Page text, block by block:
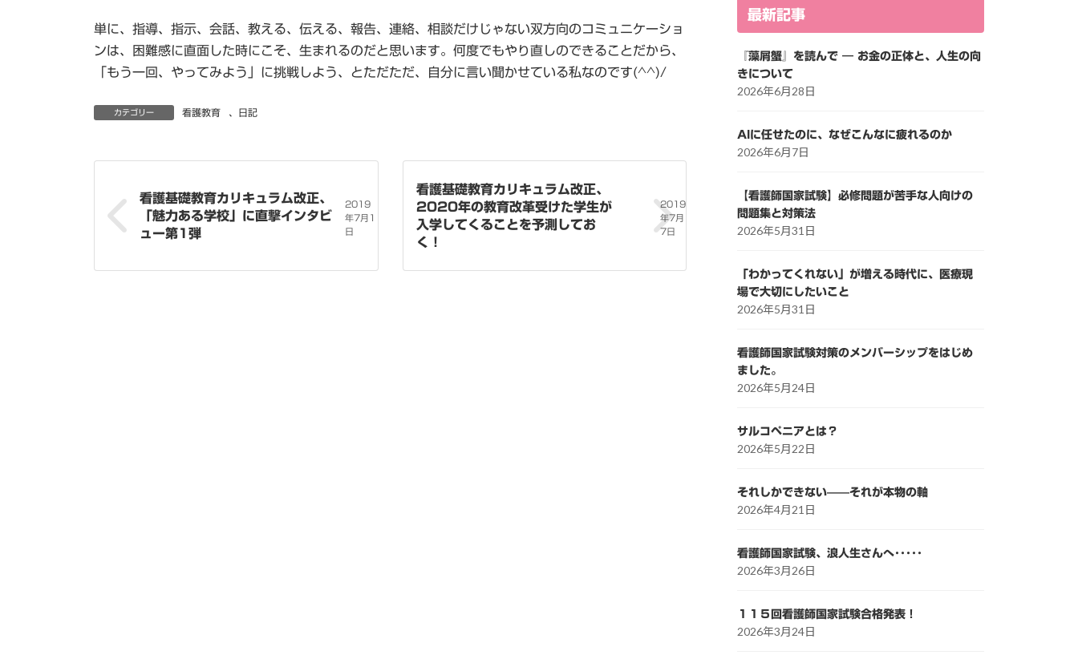
単に、指導、指示、会話、教える、伝える、報告、連絡、相談だけじゃない双方向のコミュニケーショ
ンは、困難感に直面した時にこそ、生まれるのだと思います。何度でもやり直しのできることだから、
「もう一回、やってみよう」に挑戦しよう、とただただ、自分に言い聞かせている私なのです(^^)/
カテゴリー 看護教育 、 日記
看護基礎教育カリキュラム改正、
「魅力ある学校」に直撃インタビ
ュー第1弾
2019
年7月1
日
看護基礎教育カリキュラム改正、
2020年の教育改革受けた学生が
入学してくることを予測してお
く！
2019
年7月
7日
最新記事
『藻屑蟹』を読んで ― お金の正体と、人生の向
きについて
2026年6月28日
AIに任せたのに、なぜこんなに疲れるのか
2026年6月7日
【看護師国家試験】必修問題が苦手な人向けの
問題集と対策法
2026年5月31日
「わかってくれない」が増える時代に、医療現
場で大切にしたいこと
2026年5月31日
看護師国家試験対策のメンバーシップをはじめ
ました。
2026年5月24日
サルコペニアとは？
2026年5月22日
それしかできない——それが本物の軸
2026年4月21日
看護師国家試験、浪人生さんへ･････
2026年3月26日
１１５回看護師国家試験合格発表！
2026年3月24日